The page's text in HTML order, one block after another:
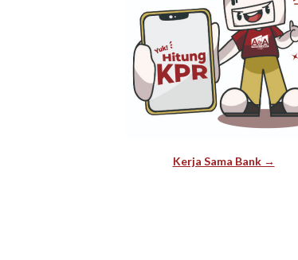
Kerja Sama Bank →